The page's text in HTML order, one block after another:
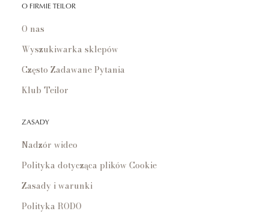
O FIRMIE TEILOR
O nas
Wyszukiwarka sklepów
Często Zadawane Pytania
Klub Teilor
ZASADY
Nadzór wideo
Polityka dotycząca plików Cookie
Zasady i warunki
Polityka RODO